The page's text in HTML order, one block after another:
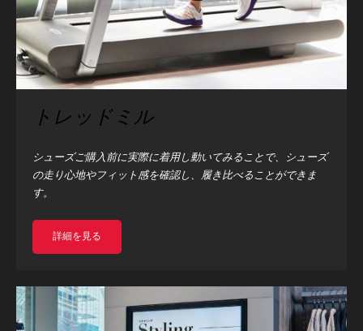
トレッドミル
シューズご購入前に実際に着用し動いてみることで、シューズ
の走り心地やフィット感を確認し、履き比べることができま
す。
詳細を見る